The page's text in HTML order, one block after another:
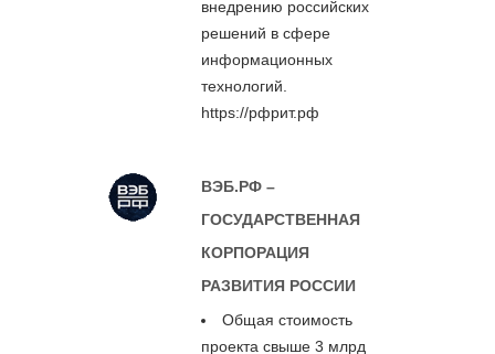
внедрению российских
решений в сфере
информационных
технологий.
https://рфрит.рф
ВЭБ.РФ –
ГОСУДАРСТВЕННАЯ
КОРПОРАЦИЯ
РАЗВИТИЯ РОССИИ
Общая стоимость
проекта свыше 3 млрд